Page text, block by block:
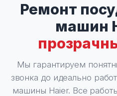
Ремонт
машин
Мы гарантируем
звонка до идеально
машины Haier. Все